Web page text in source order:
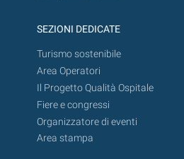
SEZIONI DEDICATE
Turismo sostenibile
Area Operatori
Il Progetto Qualità Ospitale
Fiere e congressi
Organizzatore di eventi
Area stampa